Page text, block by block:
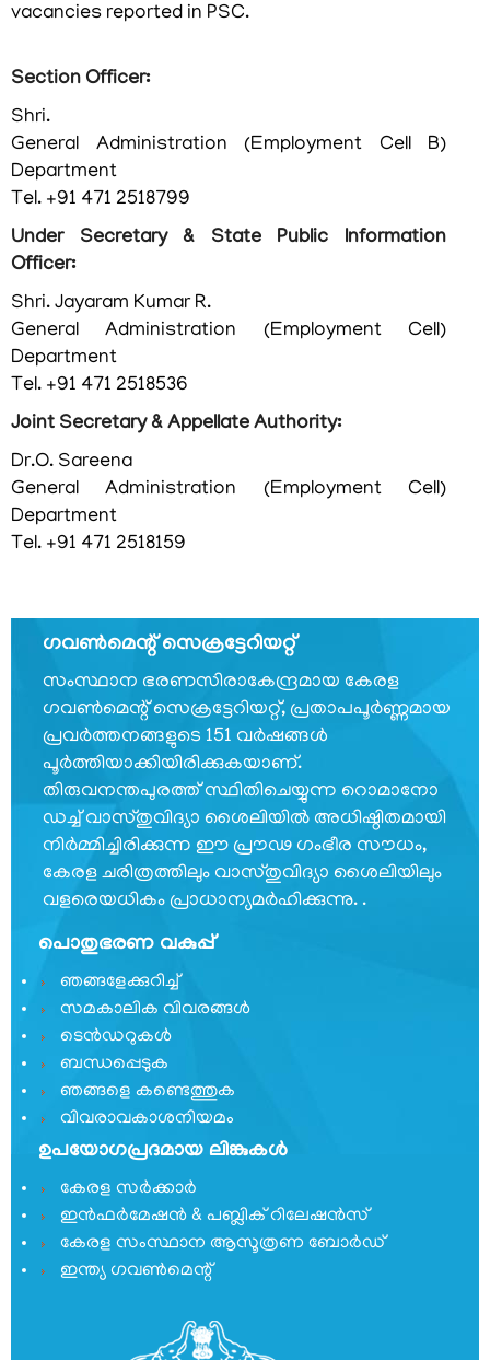
MENU
വ്യവസ്ഥകളും
നിബന്ധനകളും
ഞങ്ങളേക്കുറിച്ച്
ഞങ്ങളേക്കുറിച്ച്
ഓർഡർ
ഓഫ്
പ്രെസിഡൻസ്
പ്രധാന
വിഭാഗങ്ങൾ
സ്വതന്ത്ര
സൈനിക്
സമ്മാന്‍
യോജന
കേരള
സ്വാതന്ത്ര്യ
സമരസേനാനി
പെന്‍ഷന്‍
സംഘടനകള്‍
റെസിഡന്റ്
കമ്മീഷണറുടെ
ഓഫീസ്,
ന്യൂഡല്‍ഹി
സംസ്ഥാന
വിവരാവകാശ
കമ്മീഷന്‍
സമുന്നതി
വിവരാവകാശ
vacancies reported in PSC.
Section Officer:
Shri.
General Administration (Employment Cell B)
Department
Tel. +91 471 2518799
Under Secretary & State Public Information
Officer:
Shri. Jayaram Kumar R.
General Administration (Employment Cell)
Department
Tel. +91 471 2518536
Joint Secretary & Appellate Authority:
Dr.O. Sareena
General Administration (Employment Cell)
Department
Tel. +91 471 2518159
ഗവണ്‍മെന്റ് സെക്രട്ടേറിയറ്റ്
സംസ്ഥാന ഭരണസിരാകേന്ദ്രമായ കേരള
ഗവണ്‍മെന്റ് സെക്രട്ടേറിയറ്റ്, പ്രതാപപൂര്‍ണ്ണമായ
പ്രവര്‍ത്തനങ്ങളുടെ 151 വര്‍ഷങ്ങള്‍
പൂര്‍ത്തിയാക്കിയിരിക്കുകയാണ്.
തിരുവനന്തപുരത്ത് സ്ഥിതിചെയ്യുന്ന റൊമാനോ
ഡച്ച് വാസ്തുവിദ്യാ ശൈലിയില്‍ അധിഷ്ഠിതമായി
നിര്‍മ്മിച്ചിരിക്കുന്ന ഈ പ്രൗഢ ഗംഭീര സൗധം,
കേരള ചരിത്രത്തിലും വാസ്തുവിദ്യാ ശൈലിയിലും
വളരെയധികം പ്രാധാന്യമര്‍ഹിക്കുന്നു. .
പൊതുഭരണ വകുപ്പ്
ഞങ്ങളേക്കുറിച്ച്
സമകാലിക വിവരങ്ങൾ
ടെൻഡറുകൾ
ബന്ധപ്പെടുക
ഞങ്ങളെ കണ്ടെത്തുക
വിവരാവകാശനിയമം
ഉപയോഗപ്രദമായ ലിങ്കുകൾ
കേരള സർക്കാർ
ഇൻഫർമേഷൻ & പബ്ലിക് റിലേഷൻസ്
കേരള സംസ്ഥാന ആസൂത്രണ ബോർഡ്
ഇന്ത്യ ഗവണ്‍മെന്റ്